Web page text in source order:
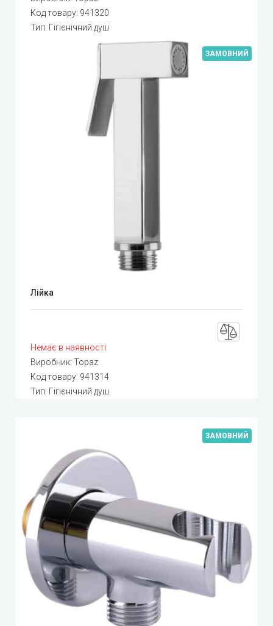
Код товару: 941320
Тип: Гігієнічний душ
ЗАМОВНИЙ
Лійка
Немає в наявності
Виробник: Topaz
Код товару: 941314
Тип: Гігієнічний душ
ЗАМОВНИЙ